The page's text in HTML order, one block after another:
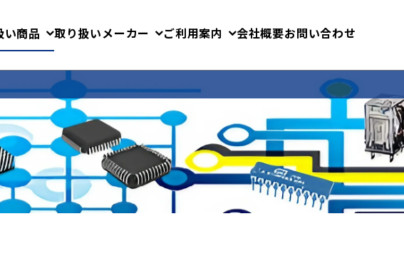
い商品 取り扱いメーカー ご利用案内 会社概要お問い合わせ